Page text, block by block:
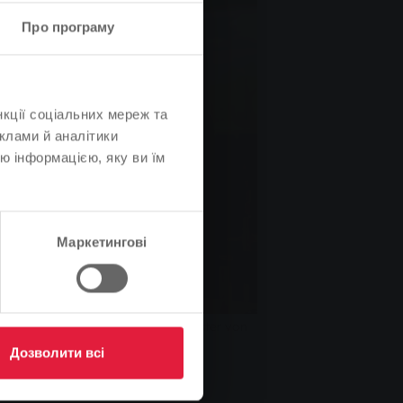
Про програму
соціальних мереж та
й аналітики
інформацією, яку ви їм
Маркетингові
Дозволити всі
Bernd Wieczorek, Bürgermeister von